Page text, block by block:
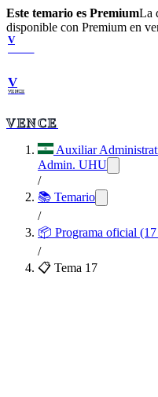
Este temario es PremiumLa
disponible con Premium en
V
V
VENCE
VENCE
Auxiliar
Admin. UHU
/
📚 Temario
/
📦 Programa oficial (17
/
📋 Tema 17